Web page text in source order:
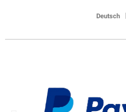
Deutsch